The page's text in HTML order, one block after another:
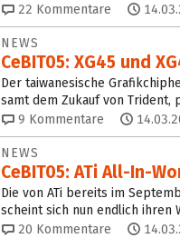
22 Kommentare
NEWS
CeBIT05: XG45 und
Der taiwanesische
samt dem Zukauf von Trident,
9 Kommentare
NEWS
CeBIT05: ATi All-In-
Die von ATi bereits im
scheint sich nun endlich ihren
20 Kommentare